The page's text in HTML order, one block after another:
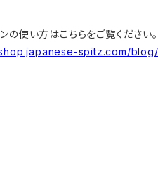
の使い方はこちらをご覧ください。
spitz.com/blog/